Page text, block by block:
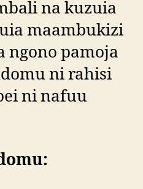
na kuzuia
maambukizi
ngono pamoja
ni rahisi
ni nafuu